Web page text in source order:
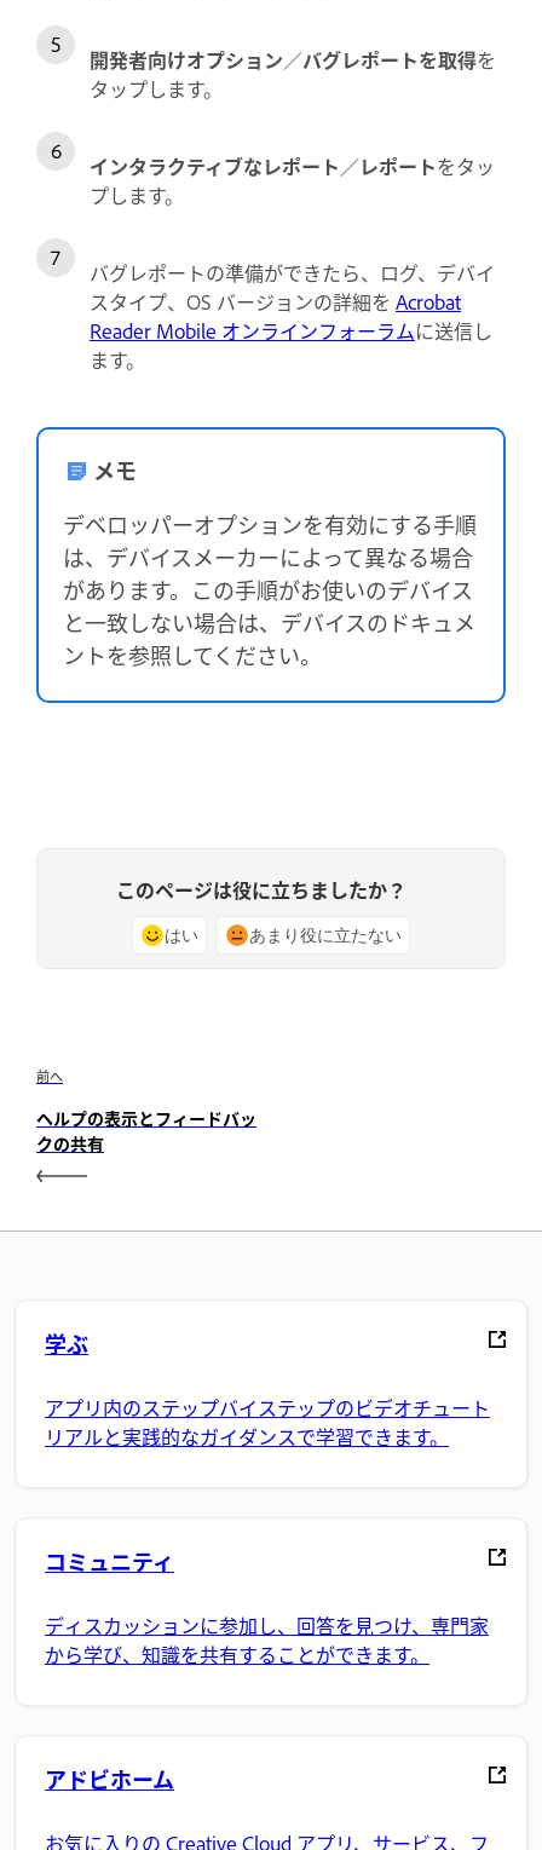
開発者向けオプション／バグレポートを取得を
タップします。
インタラクティブなレポート／レポートをタッ
プします。
バグレポートの準備ができたら、ログ、デバイ
スタイプ、OS バージョンの詳細を Acrobat
Reader Mobile オンラインフォーラムに送信し
ます。
メモ
デベロッパーオプションを有効にする手順
は、デバイスメーカーによって異なる場合
があります。この手順がお使いのデバイス
と一致しない場合は、デバイスのドキュメ
ントを参照してください。
このページは役に立ちましたか？
はい あまり役に立たない
前へ
ヘルプの表示とフィードバッ
クの共有
学ぶ
アプリ内のステップバイステップのビデオチュート
リアルと実践的なガイダンスで学習できます。
コミュニティ
ディスカッションに参加し、回答を見つけ、専門家
から学び、知識を共有することができます。
アドビホーム
お気に入りの Creative Cloud アプリ、サービス、フ